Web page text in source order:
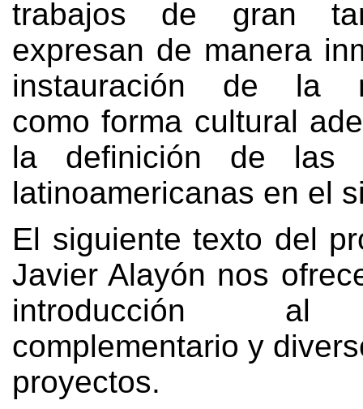
trabajos de gran
expresan de manera
instauración de la
como forma cultural
la definición de las
latinoamericanas en el
El siguiente texto del
Javier Alayón nos
introducción al
complementario y
proyectos.